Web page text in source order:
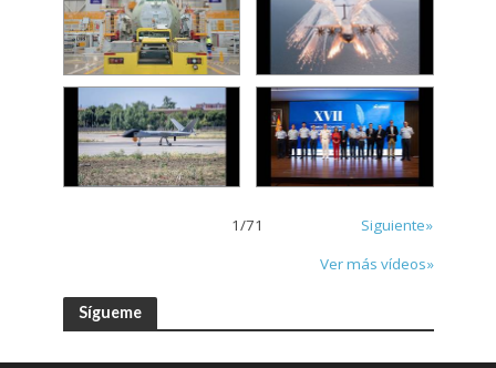
1/71
Siguiente»
Ver más vídeos»
Sígueme